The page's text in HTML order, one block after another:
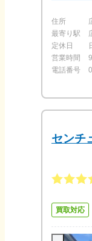
住所
最寄り駅
定休日
営業時間
電話番号
センチ
買取対応